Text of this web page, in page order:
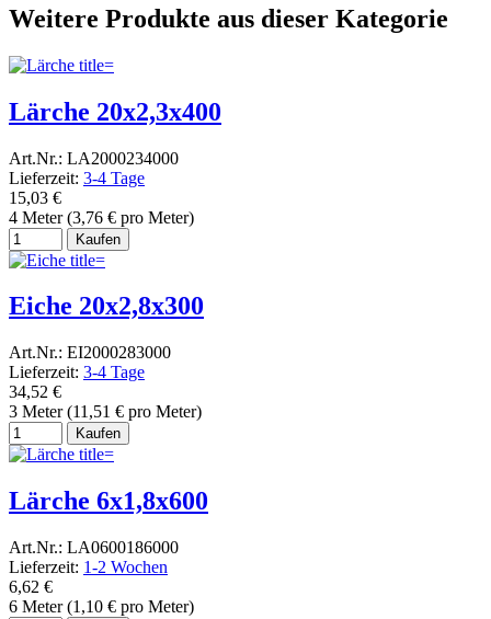
Weitere Produkte aus dieser Kategorie
Lärche 20x2,3x400
Art.Nr.: LA2000234000
Lieferzeit: 3-4 Tage
15,03 €
4 Meter (3,76 € pro Meter)
Kaufen
Eiche 20x2,8x300
Art.Nr.: EI2000283000
Lieferzeit: 3-4 Tage
34,52 €
3 Meter (11,51 € pro Meter)
Kaufen
Lärche 6x1,8x600
Art.Nr.: LA0600186000
Lieferzeit: 1-2 Wochen
6,62 €
6 Meter (1,10 € pro Meter)